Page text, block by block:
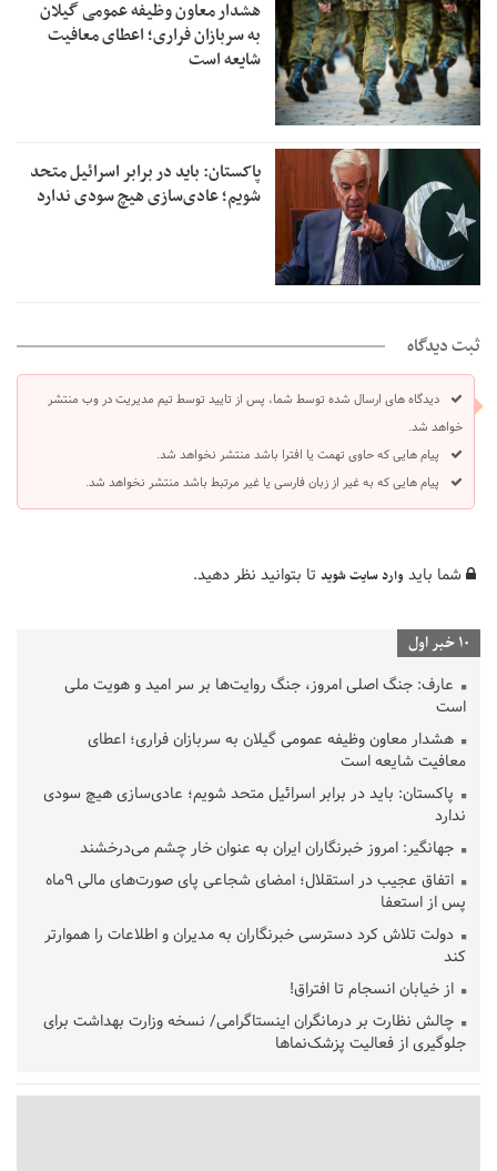
هشدار معاون وظیفه عمومی گیلان
به سربازان فراری؛ اعطای معافیت
شایعه است
پاکستان: باید در برابر اسرائیل متحد
شویم؛ عادی‌سازی هیچ سودی ندارد
ثبت دیدگاه
دیدگاه های ارسال شده توسط شما، پس از تایید توسط تیم مدیریت در وب منتشر
خواهد شد.
پیام هایی که حاوی تهمت یا افترا باشد منتشر نخواهد شد.
پیام هایی که به غیر از زبان فارسی یا غیر مرتبط باشد منتشر نخواهد شد.
شما باید وارد سایت شوید تا بتوانید نظر دهید.
10 خبر اول
عارف: جنگ اصلی امروز، جنگ روایت‌ها بر سر امید و هویت ملی
است
هشدار معاون وظیفه عمومی گیلان به سربازان فراری؛ اعطای
معافیت شایعه است
پاکستان: باید در برابر اسرائیل متحد شویم؛ عادی‌سازی هیچ سودی
ندارد
جهانگیر: امروز خبرنگاران ایران به عنوان خار چشم می‌درخشند
اتفاق عجیب در استقلال؛ امضای شجاعی پای صورت‌های مالی ٩ماه
پس از استعفا
دولت تلاش کرد دسترسی خبرنگاران به مدیران و اطلاعات را هموارتر
کند
از خیابان انسجام تا افتراق!
چالش نظارت بر درمانگران اینستاگرامی/ نسخه وزارت بهداشت برای
جلوگیری از فعالیت پزشک‌نماها